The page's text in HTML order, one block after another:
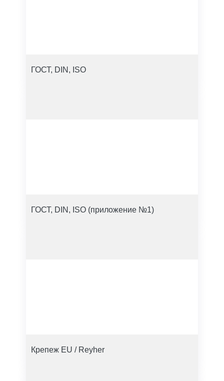
ГОСТ, DIN, ISO
ГОСТ, DIN, ISO (приложение №1)
Крепеж EU / Reyher